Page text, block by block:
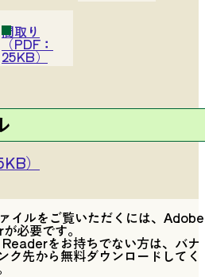
間取り
（PDF：
25KB）
）
イルをご覧いただくには、Adobe
必要です。
をお持ちでない方は、バナ
ク先から無料ダウンロードしてく